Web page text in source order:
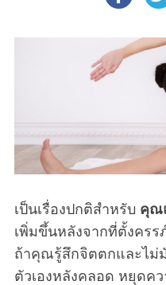
เป็นเรื่องปกติสำหรับ คุณ
เพิ่มขึ้นหลังจากที่ตั้งคร
ถ้าคุณรู้สึกจิตตกและไม่
ตัวเองหลังคลอด หยุดค